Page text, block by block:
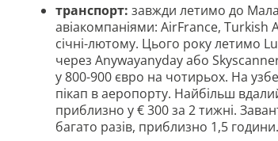
транспорт: завжди летимо до
авіакомпаніями: AirFrance, Turkish
січні-лютому. Цього року летимо
через Аnywayanyday або
у 800-900 євро на чотирьох. На
пікап в аеропорту. Найбільш
приблизно у € 300 за 2 тижні.
багато разів, приблизно 1,5 години.